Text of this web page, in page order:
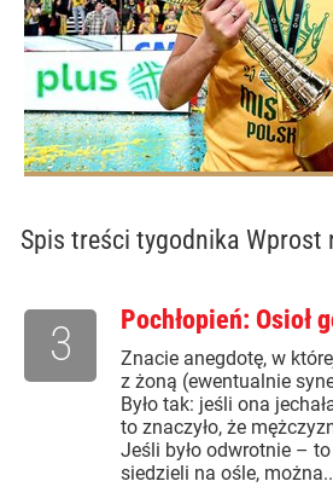
Spis treści tygodnika Wprost
Pochłopień: Osioł
Znacie anegdotę, w
z żoną (ewentualnie
Było tak: jeśli ona
to znaczyło, że
Jeśli było odwrotnie –
siedzieli na ośle,
3